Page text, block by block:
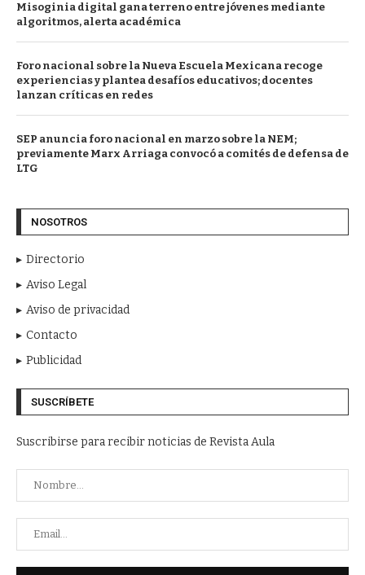
Misoginia digital gana terreno entre jóvenes mediante
algoritmos, alerta académica
Foro nacional sobre la Nueva Escuela Mexicana recoge
experiencias y plantea desafíos educativos; docentes
lanzan críticas en redes
SEP anuncia foro nacional en marzo sobre la NEM;
previamente Marx Arriaga convocó a comités de defensa de
LTG
NOSOTROS
Directorio
Aviso Legal
Aviso de privacidad
Contacto
Publicidad
SUSCRÍBETE
Suscribirse para recibir noticias de Revista Aula